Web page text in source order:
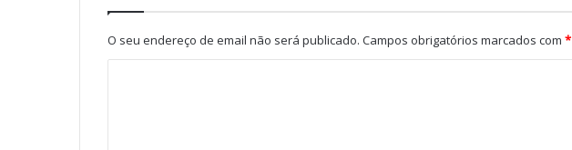
O seu endereço de email não será publicado. Campos obrigatórios marcados com *